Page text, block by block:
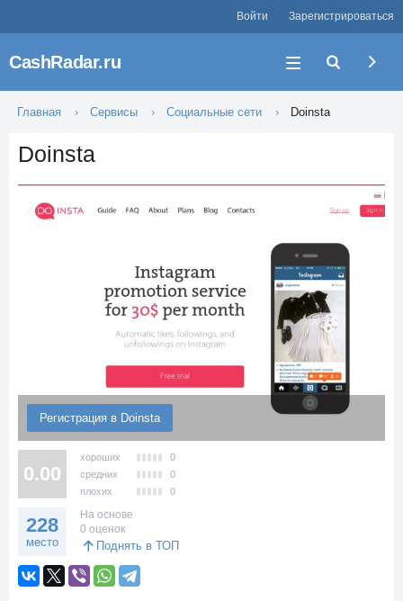
Войти Зарегистрироваться
CashRadar.ru
Главная Сервисы Социальные сети Doinsta
Doinsta
Регистрация в Doinsta
0.00
хороших
0
средних
0
плохих
0
228
место
На основе
0 оценок
Поднять в ТОП